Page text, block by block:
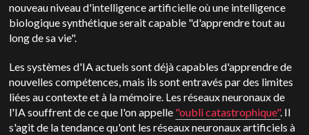
nouveau niveau d'intelligence artificielle où une intelligence
biologique synthétique serait capable "d'apprendre tout au
long de sa vie".
Les systèmes d'IA actuels sont déjà capables d'apprendre de
nouvelles compétences, mais ils sont entravés par des limites
liées au contexte et à la mémoire. Les réseaux neuronaux de
l'IA souffrent de ce que l'on appelle "oubli catastrophique". Il
s'agit de la tendance qu'ont les réseaux neuronaux artificiels à